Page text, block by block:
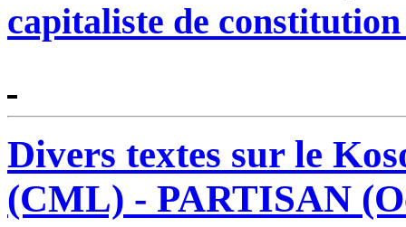
capitaliste de
Divers textes sur le
(CML) - PARTISAN